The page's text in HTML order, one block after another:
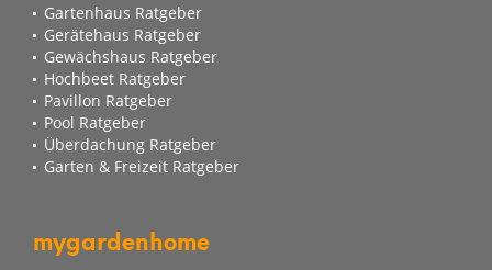
Gartenhaus Ratgeber
Gerätehaus Ratgeber
Gewächshaus Ratgeber
Hochbeet Ratgeber
Pavillon Ratgeber
Pool Ratgeber
Überdachung Ratgeber
Garten & Freizeit Ratgeber
mygardenhome